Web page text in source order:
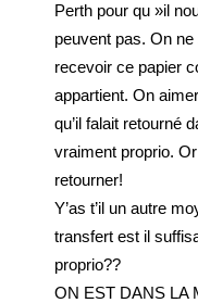
Perth pour qu »il
peuvent pas. On
recevoir ce papier
appartient. On
qu’il falait retourné
vraiment proprio.
retourner!
Y’as t’il un autre
transfert est il
proprio??
ON EST DANS LA